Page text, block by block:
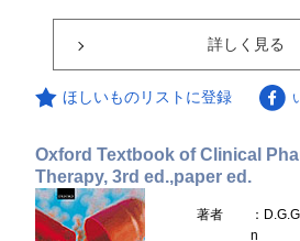
詳しく見る
ほしいものリストに登録
Oxford Textbook of Clinical
Therapy, 3rd ed.,paper ed.
著者
：
n